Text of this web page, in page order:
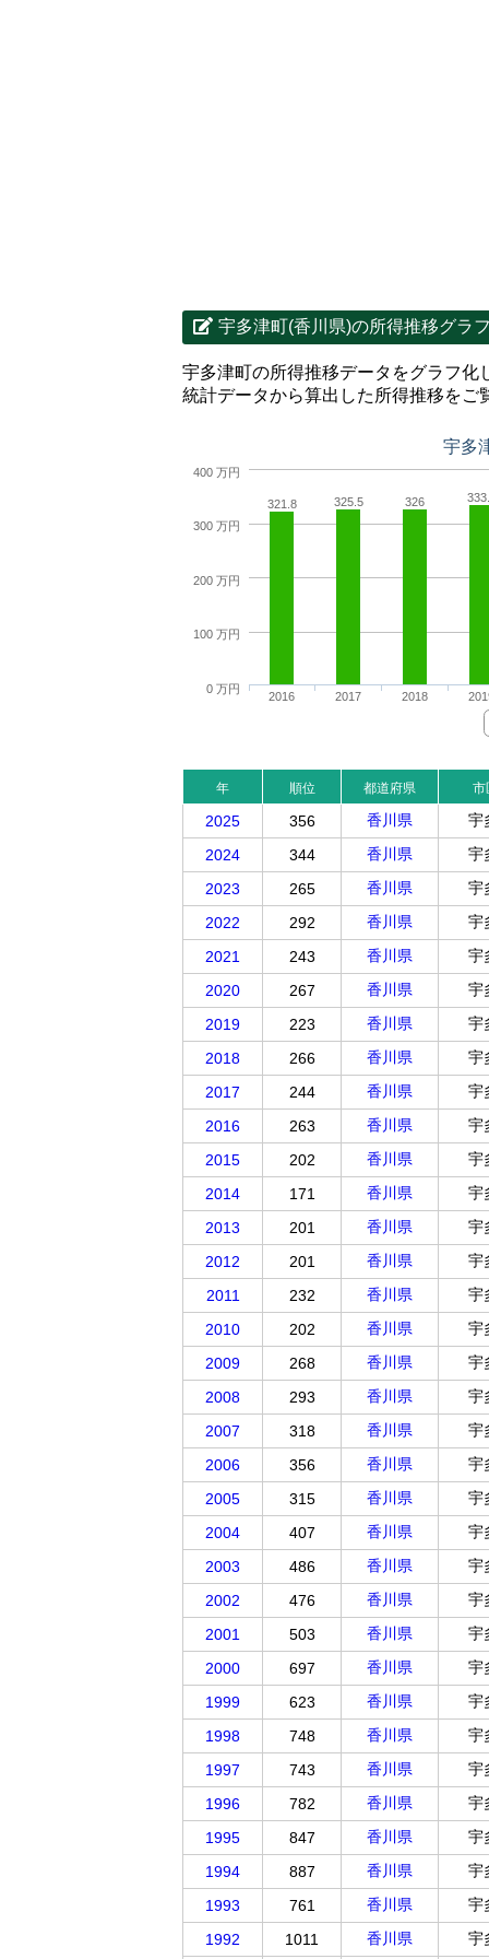
宇多津町(香川県)の所得推移グラフ
宇多津町の所得推移データをグラフ化
統計データから算出した所得推移をご
宇多
321.8 325.5 326
2016 2017 2018
0 万円
100 万円
200 万円
300 万円
400 万円
年 順位 都道府県 市
2025 356 香川県 宇
2024
344 香川県 宇
2023
265 香川県 宇
2022
292 香川県 宇
2021
243 香川県 宇
2020
267 香川県 宇
2019
223 香川県 宇
2018
266 香川県 宇
2017
244 香川県 宇
2016
263 香川県 宇
2015
202 香川県 宇
2014
171 香川県 宇
2013
201 香川県 宇
2012
201 香川県 宇
2011
232 香川県 宇
2010
202 香川県 宇
2009
268 香川県 宇
2008
293 香川県 宇
2007
318 香川県 宇
2006
356 香川県 宇
2005
315 香川県 宇
2004
407 香川県 宇
2003
486 香川県 宇
2002
476 香川県 宇
2001
503 香川県 宇
2000
697 香川県 宇
1999
623 香川県 宇
1998
748 香川県 宇
1997
743 香川県 宇
1996
782 香川県 宇
1995
847 香川県 宇
1994
887 香川県 宇
1993
761 香川県 宇
1992
1011 香川県 宇